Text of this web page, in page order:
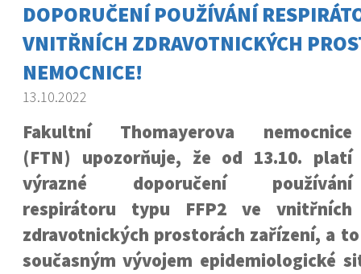
DOPORUČENÍ POUŽÍVÁNÍ
VNITŘNÍCH ZDRAVOTNICKÝCH
NEMOCNICE!
13.10.2022
Fakultní Thomayerova nemocnice
(FTN) upozorňuje, že od 13.10. platí
výrazné doporučení používání
respirátoru typu FFP2 ve vnitřních
zdravotnických prostorách zařízení, a
současným vývojem epidemiologické